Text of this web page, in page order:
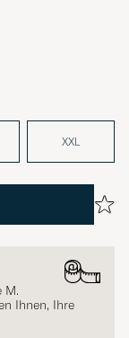
XXL
M.
Ihnen, Ihre